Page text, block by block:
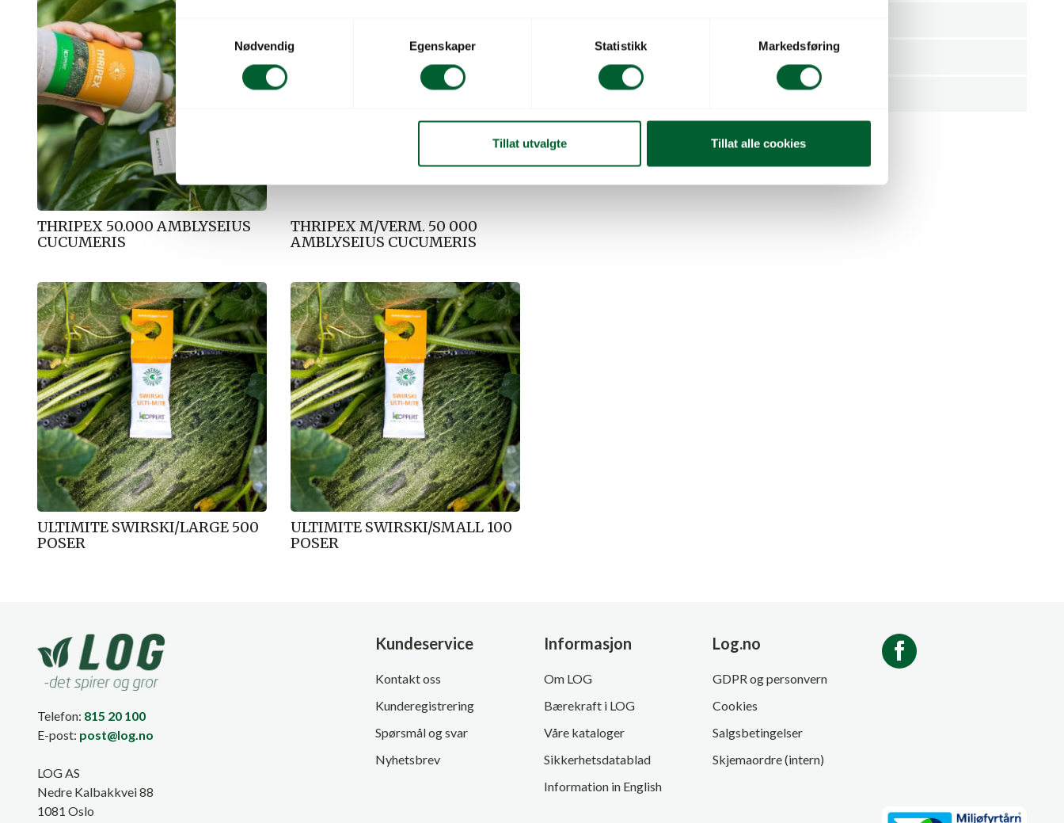
S
a
m
t
y
k
v
a
Nødvendig Egenskaper Statistikk Markedsføring
Tillat utvalgte Tillat alle cookies
THRIPEX 50.000 AMBLYSEIUS
CUCUMERIS
THRIPEX M/VERM. 50 000
AMBLYSEIUS CUCUMERIS
ULTIMITE SWIRSKI/LARGE 500
POSER
ULTIMITE SWIRSKI/SMALL 100
POSER
Leverandørnavn KOPPERT B.V.
Telefon: 815 20 100
E-post: post@log.no
LOG AS
Nedre Kalbakkvei 88
1081 Oslo
Kundeservice
Kontakt oss
Kunderegistrering
Spørsmål og svar
Nyhetsbrev
Informasjon
Om LOG
Bærekraft i LOG
Våre kataloger
Sikkerhetsdatablad
Information in English
Log.no
GDPR og personvern
Cookies
Salgsbetingelser
Skjemaordre (intern)